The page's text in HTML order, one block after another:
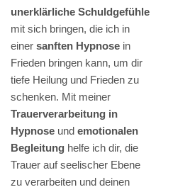
unerklärliche Schuldgefühle
mit sich bringen, die ich in
einer sanften Hypnose in
Frieden bringen kann, um dir
tiefe Heilung und Frieden zu
schenken. Mit meiner
Trauerverarbeitung in
Hypnose und emotionalen
Begleitung helfe ich dir, die
Trauer auf seelischer Ebene
zu verarbeiten und deinen